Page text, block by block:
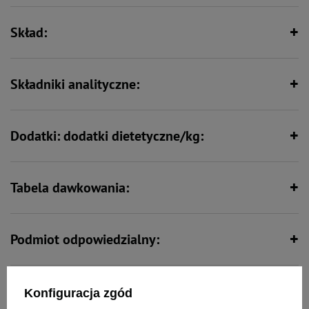
Skład:
Składniki analityczne:
Dodatki: dodatki dietetyczne/kg:
Tabela dawkowania:
Podmiot odpowiedzialny:
Opinie:
Konfiguracja zgód